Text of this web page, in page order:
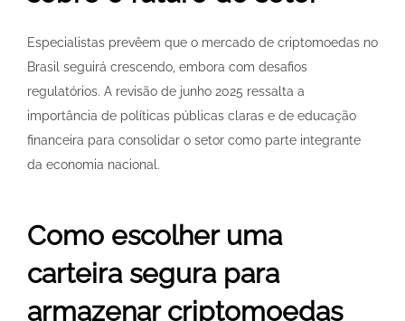
Especialistas prevêem que o mercado de criptomoedas no
Brasil seguirá crescendo, embora com desafios
regulatórios. A revisão de junho 2025 ressalta a
importância de políticas públicas claras e de educação
financeira para consolidar o setor como parte integrante
da economia nacional.
Como escolher uma
carteira segura para
armazenar criptomoedas